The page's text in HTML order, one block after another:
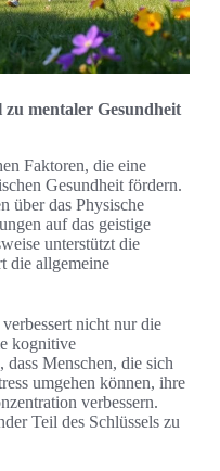
zu mentaler Gesundheit
Faktoren, die eine
Gesundheit fördern.
über das Physische
auf das geistige
unterstützt die
die allgemeine
nicht nur die
kognitive
Menschen, die sich
umgehen können, ihre
verbessern.
Teil des Schlüssels zu